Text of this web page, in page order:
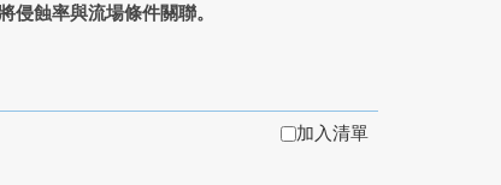
侵蝕率與流場條件關聯。
加入清單